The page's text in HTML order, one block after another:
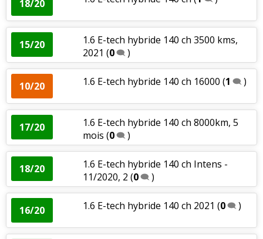
18/20
15/20
1.6 E-tech hybride 140 ch 3500 kms,
2021 (0 )
10/20 1.6 E-tech hybride 140 ch 16000 (1 )
17/20
1.6 E-tech hybride 140 ch 8000km, 5
mois (0 )
18/20
1.6 E-tech hybride 140 ch Intens -
11/2020, 2 (0 )
16/20 1.6 E-tech hybride 140 ch 2021 (0 )